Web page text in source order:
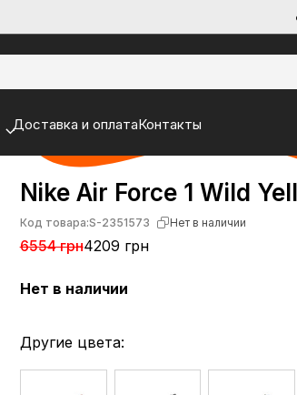
Доставка и оплатаКонтакты
Nike Air Force 1 Wild
Код товара:S-2351573 Нет в наличии
6554 грн4209 грн
Нет в наличии
Другие цвета: